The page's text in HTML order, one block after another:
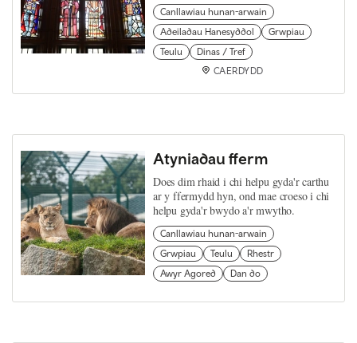
Canllawiau hunan-arwain
Adeiladau Hanesyddol
Grwpiau
Teulu
Dinas / Tref
CAERDYDD
Atyniadau fferm
Does dim rhaid i chi helpu gyda'r carthu
ar y ffermydd hyn, ond mae croeso i chi
helpu gyda'r bwydo a'r mwytho.
Canllawiau hunan-arwain
Grwpiau
Teulu
Rhestr
Awyr Agored
Dan do